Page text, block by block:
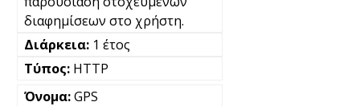
διαφημίσεων στο χρήστη.
1 έτος
HTTP
GPS